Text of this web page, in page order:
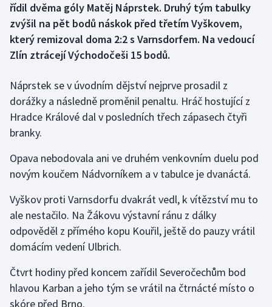
Curling
Dostihy
Futsal
Golf
Gymnastika
Házená
Jezdectví
Judo
Krasobruslení
řídil dvěma góly Matěj Náprstek. Druhý tým tabulky
zvýšil na pět bodů náskok před třetím Vyškovem,
který remizoval doma 2:2 s Varnsdorfem. Na vedoucí
Zlín ztrácejí Východočeši 15 bodů.
Náprstek se v úvodním dějství nejprve prosadil z
dorážky a následně proměnil penaltu. Hráč hostující z
Hradce Králové dal v posledních třech zápasech čtyři
branky.
Opava nebodovala ani ve druhém venkovním duelu pod
novým koučem Nádvorníkem a v tabulce je dvanáctá.
Vyškov proti Varnsdorfu dvakrát vedl, k vítězství mu to
ale nestačilo. Na Žákovu výstavní ránu z dálky
odpověděl z přímého kopu Kouřil, ještě do pauzy vrátil
domácím vedení Ulbrich.
Čtvrt hodiny před koncem zařídil Severočechům bod
hlavou Karban a jeho tým se vrátil na čtrnácté místo o
skóre před Brno.